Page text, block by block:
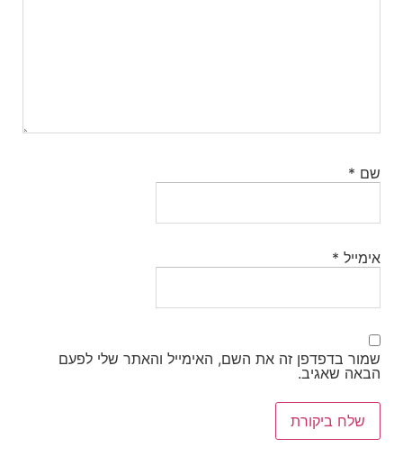
שם *
אימייל *
שמור בדפדפן זה את השם, האימייל והאתר שלי לפעם
הבאה שאגיב.